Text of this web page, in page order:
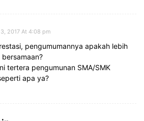
2017 At 4:08 pm
pengumumannya apakah lebih
tertera pengumunan SMA/SMK
apa ya?